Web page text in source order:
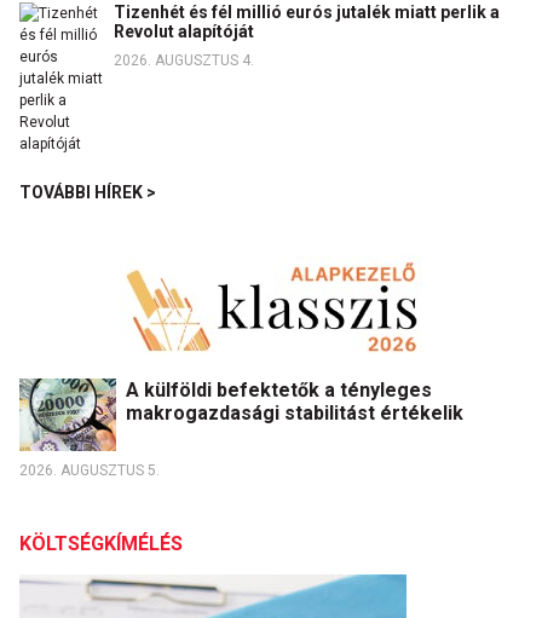
Tizenhét és fél millió eurós jutalék miatt perlik a
Revolut alapítóját
2026. AUGUSZTUS 4.
TOVÁBBI HÍREK >
A külföldi befektetők a tényleges
makrogazdasági stabilitást értékelik
2026. AUGUSZTUS 5.
KÖLTSÉGKÍMÉLÉS